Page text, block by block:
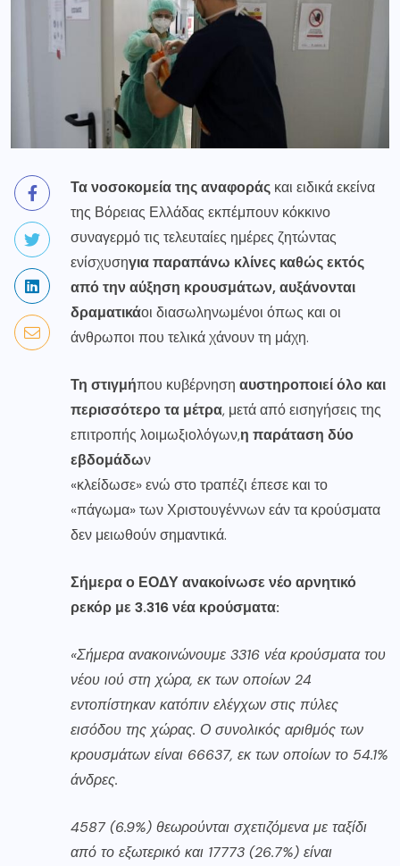
Τα νοσοκομεία της αναφοράς και ειδικά εκείνα
της Βόρειας Ελλάδας εκπέμπουν κόκκινο
συναγερμό τις τελευταίες ημέρες ζητώντας
ενίσχυσηγια παραπάνω κλίνες καθώς εκτός
από την αύξηση κρουσμάτων, αυξάνονται
δραματικάοι διασωληνωμένοι όπως και οι
άνθρωποι που τελικά χάνουν τη μάχη.
Τη στιγμήπου κυβέρνηση αυστηροποιεί όλο και
περισσότερο τα μέτρα, μετά από εισηγήσεις της
επιτροπής λοιμωξιολόγων,η παράταση δύο
εβδομάδων
«κλείδωσε» ενώ στο τραπέζι έπεσε και το
«πάγωμα» των Χριστουγέννων εάν τα κρούσματα
δεν μειωθούν σημαντικά.
Σήμερα ο ΕΟΔΥ ανακοίνωσε νέο αρνητικό
ρεκόρ με 3.316 νέα κρούσματα:
«Σήμερα ανακοινώνουμε 3316 νέα κρούσματα του
νέου ιού στη χώρα, εκ των οποίων 24
εντοπίστηκαν κατόπιν ελέγχων στις πύλες
εισόδου της χώρας. Ο συνολικός αριθμός των
κρουσμάτων είναι 66637, εκ των οποίων το 54.1%
άνδρες.
4587 (6.9%) θεωρούνται σχετιζόμενα με ταξίδι
από το εξωτερικό και 17773 (26.7%) είναι